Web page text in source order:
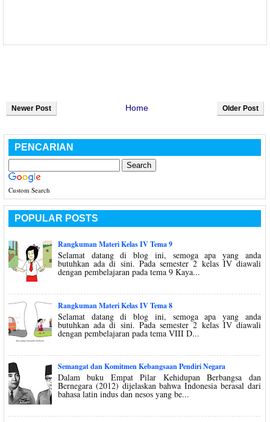
Newer Post Older Post
Home
PENCARIAN
Custom Search
POPULAR POSTS
Rangkuman Materi Kelas IV Tema 9
Selamat datang di blog ini, semoga apa yang anda
butuhkan ada di sini. Pada semester 2 kelas IV diawali
dengan pembelajaran pada tema 9 Kaya...
Rangkuman Materi Kelas IV Tema 8
Selamat datang di blog ini, semoga apa yang anda
butuhkan ada di sini. Pada semester 2 kelas IV diawali
dengan pembelajaran pada tema VIII D...
Semangat dan Komitmen Kebangsaan Pendiri Negara
Dalam buku Empat Pilar Kehidupan Berbangsa dan
Bernegara (2012) dijelaskan bahwa Indonesia berasal dari
bahasa latin indus dan nesos yang be...